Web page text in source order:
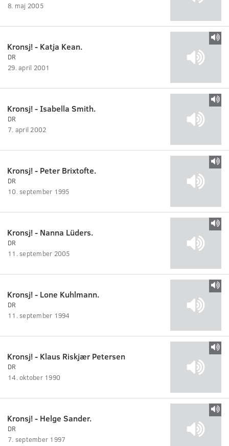
8. maj 2005
Kronsj! - Katja Kean.
DR
29. april 2001
Kronsj! - Isabella Smith.
DR
7. april 2002
Kronsj! - Peter Brixtofte.
DR
10. september 1995
Kronsj! - Nanna Lüders.
DR
11. september 2005
Kronsj! - Lone Kuhlmann.
DR
11. september 1994
Kronsj! - Klaus Riskjær Petersen
DR
14. oktober 1990
Kronsj! - Helge Sander.
DR
7. september 1997